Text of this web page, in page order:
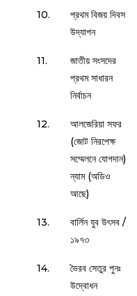
10.
প্রথম বিজয় দিবস
উদ্‌যাপন
11.
জাতীয় সংসদের
প্রথম সাধারন
নির্বাচন
12.
আলজেরিয়া সফর
(জোট নিরপেক্ষ
সম্মেলনে যোগদান)
ন্যাম (অডিও
আছে)
13.
বার্লিন যুব উৎসব /
১৯৭৩
14.
ভৈরব সেতুর পুনঃ
উদ্বোধন